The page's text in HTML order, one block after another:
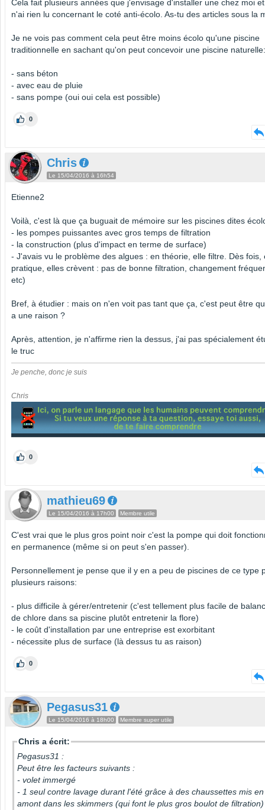
Cela fait plusieurs années que j'envisage d'installer une chez moi
n'ai rien lu concernant le coté anti-écolo. As-tu des articles sous la
Je ne vois pas comment cela peut être moins écolo qu'une piscine
traditionnelle en sachant qu'on peut concevoir une piscine naturelle:
- sans béton
- avec eau de pluie
- sans pompe (oui oui cela est possible)
0
Chris
Le 15/04/2016 à 16h54
Etienne2
Voilà, c'est là que ça buguait de mémoire sur les piscines dites
- les pompes puissantes avec gros temps de filtration
- la construction (plus d'impact en terme de surface)
- J'avais vu le problème des algues : en théorie, elle filtre. Dès fois,
pratique, elles crèvent : pas de bonne filtration, changement
etc)
Bref, à étudier : mais on n'en voit pas tant que ça, c'est peut être
a une raison ?
Après, attention, je n'affirme rien la dessus, j'ai pas spécialement
le truc
Je penche, donc je suis
Chris
0
mathieu69
Le 15/04/2016 à 17h00 Membre utile
C'est vrai que le plus gros point noir c'est la pompe qui doit
en permanence (même si on peut s'en passer).
Personnellement je pense que il y en a peu de piscines de ce type
plusieurs raisons:
- plus difficile à gérer/entretenir (c'est tellement plus facile de
de chlore dans sa piscine plutôt entretenir la flore)
- le coût d'installation par une entreprise est exorbitant
- nécessite plus de surface (là dessus tu as raison)
0
Pegasus31
Le 15/04/2016 à 18h00 Membre super utile
Chris a écrit:
Pegasus31 :
Peut être les facteurs suivants :
- volet immergé
- 1 seul contre lavage durant l'été grâce à des chaussettes mis en
amont dans les skimmers (qui font le plus gros boulot de